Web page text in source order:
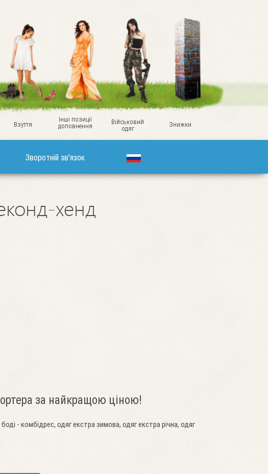
Взуття
Інші позиції
доповнення
Військовий
одяг
Знижки
Зворотній зв'язок
хенд
за найкращою ціною!
- комбідрес, одяг екстра зимова, одяг екстра річна, одяг